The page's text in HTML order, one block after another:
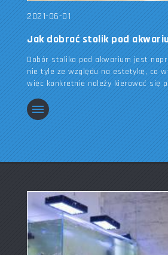
2021-06-01
Jak dobrać stolik pod
Dobór stolika pod akwarium jest
nie tyle ze względu na estetykę, co
więc konkretnie należy kierować się